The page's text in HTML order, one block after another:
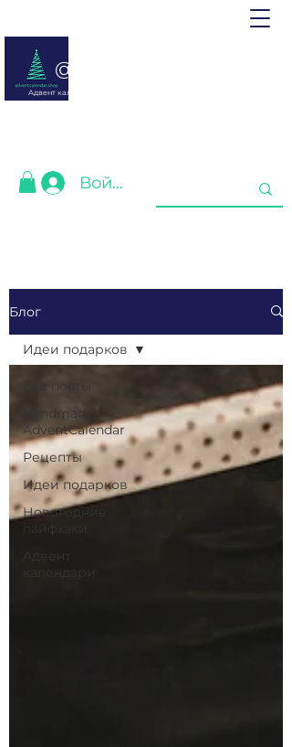
@ adventcalendar.shop
Адвент календарь - это календарь ожидания Рождества или
Войти
Блог
Все посты
Handmade
AdventCalendar
Рецепты
Идеи подарков
Новогодние
лайфхаки
Адвент
календари
Идеи подарков